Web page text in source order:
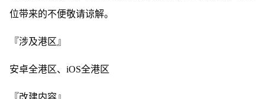
位带来的不便敬请谅解。
『涉及港区』
安卓全港区、iOS全港区
『改建内容』